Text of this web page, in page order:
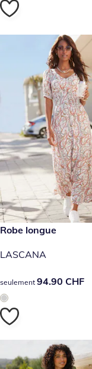
94.90 CHF
Robe longue
LASCANA
94.90 CHF
seulement 94.90 CHF